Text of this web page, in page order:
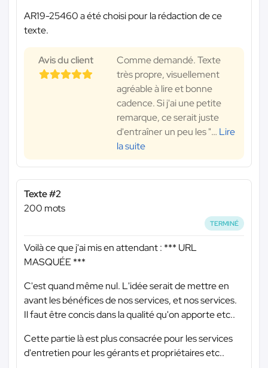
AR19-25460 a été choisi pour la rédaction de ce
texte.
Avis du client
Comme demandé. Texte
très propre, visuellement
agréable à lire et bonne
cadence. Si j'ai une petite
remarque, ce serait juste
d'entraîner un peu les "… Lire
la suite
Texte #2
200 mots
TERMINÉ
Voilà ce que j'ai mis en attendant : *** URL
MASQUÉE ***
C'est quand même nul. L'idée serait de mettre en
avant les bénéfices de nos services, et nos services.
Il faut être concis dans la qualité qu'on apporte etc..
Cette partie là est plus consacrée pour les services
d'entretien pour les gérants et propriétaires etc..